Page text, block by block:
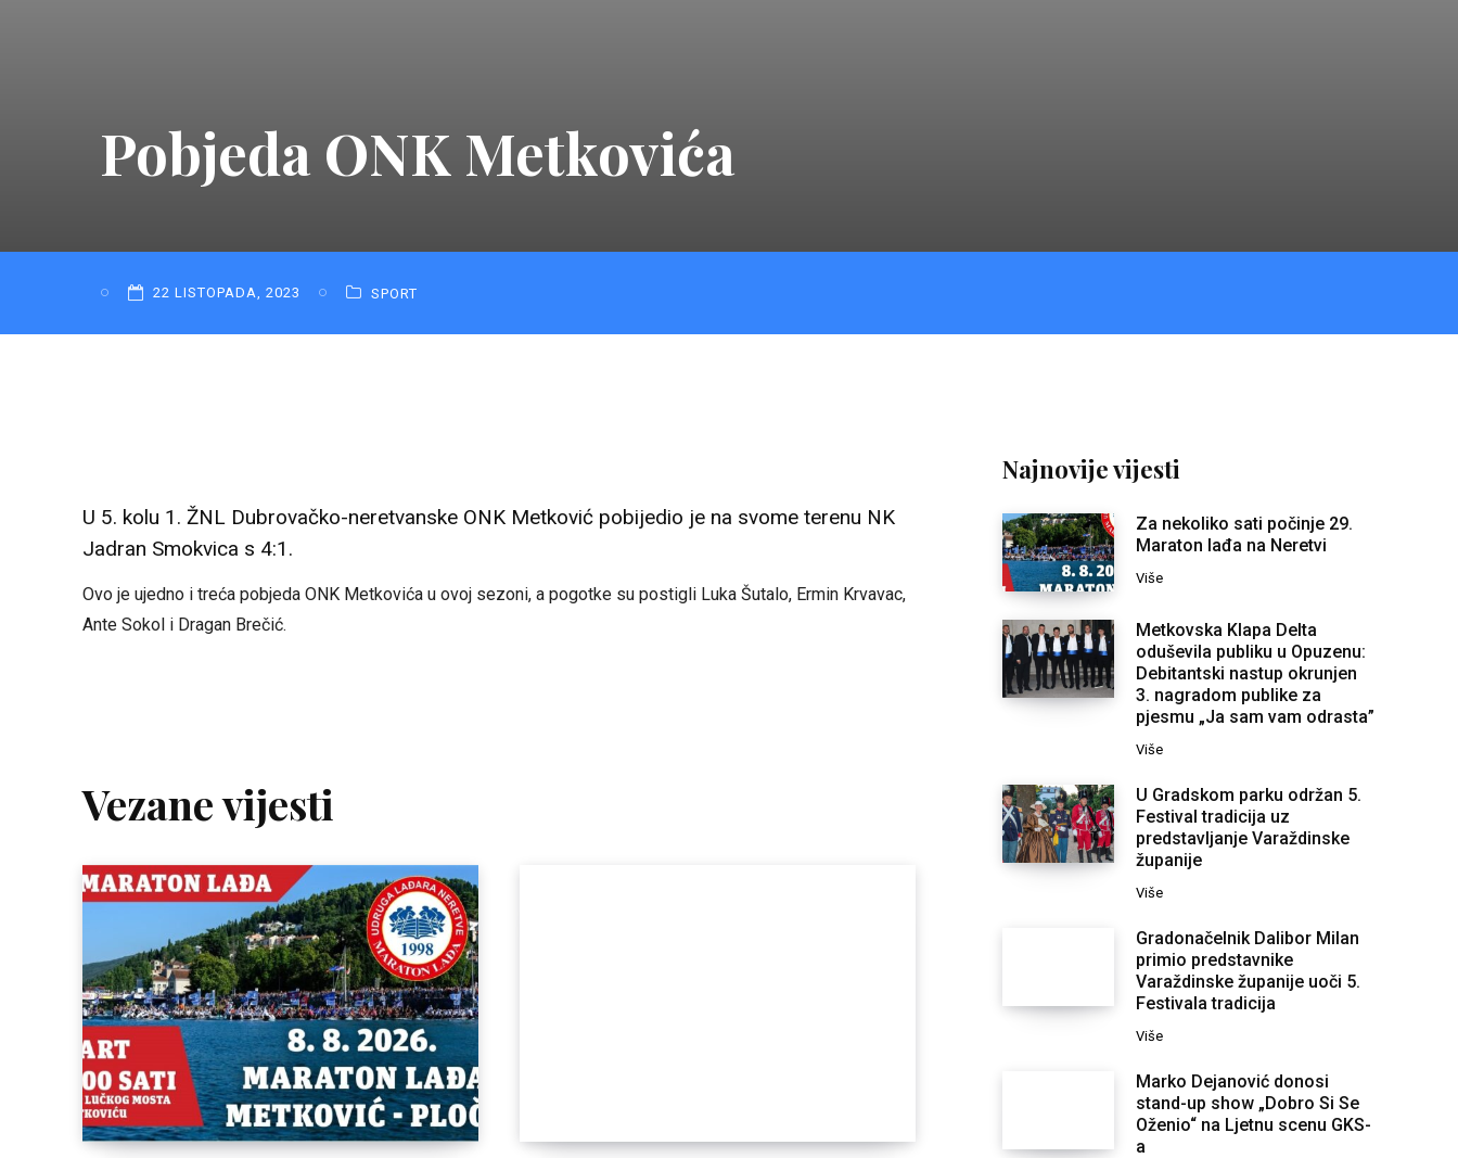
Pobjeda ONK Metkovića
22 LISTOPADA, 2023 SPORT
U 5. kolu 1. ŽNL Dubrovačko-neretvanske ONK Metković pobijedio je na svome terenu NK
Jadran Smokvica s 4:1.
Ovo je ujedno i treća pobjeda ONK Metkovića u ovoj sezoni, a pogotke su postigli Luka Šutalo, Ermin Krvavac,
Ante Sokol i Dragan Brečić.
Vezane vijesti
Najnovije vijesti
Za nekoliko sati počinje 29.
Maraton lađa na Neretvi
Više
Metkovska Klapa Delta
oduševila publiku u Opuzenu:
Debitantski nastup okrunjen
3. nagradom publike za
pjesmu „Ja sam vam odrasta”
Više
U Gradskom parku održan 5.
Festival tradicija uz
predstavljanje Varaždinske
županije
Više
Gradonačelnik Dalibor Milan
primio predstavnike
Varaždinske županije uoči 5.
Festivala tradicija
Više
Marko Dejanović donosi
stand-up show „Dobro Si Se
Oženio“ na Ljetnu scenu GKS-
a